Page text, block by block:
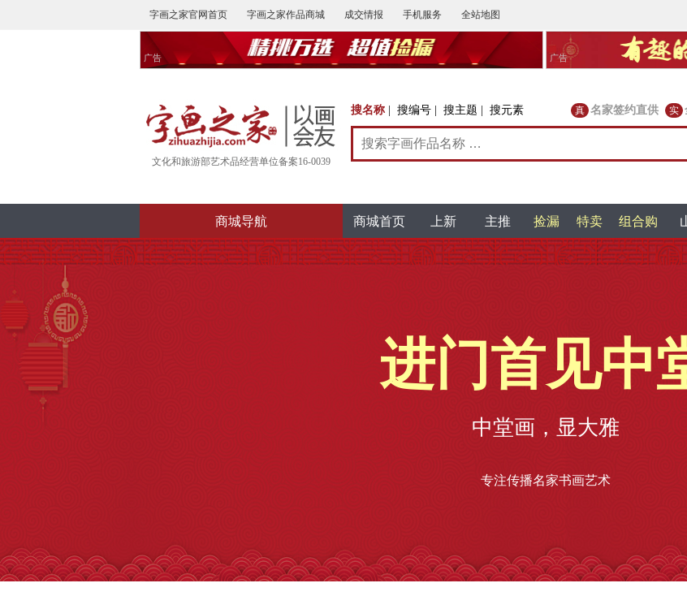
字画之家官网首页 字画之家作品商城 成交情报 手机服务 全站地图
广告 广告
文化和旅游部艺术品经营单位备案16-0039
搜名称 | 搜编号 | 搜主题 | 搜元素 真 名家签约直供 实
商城导航 商城首页 上新 主推 捡漏 特卖 组合购
进门首见中
中堂画，显大雅
专注传播名家书画艺术